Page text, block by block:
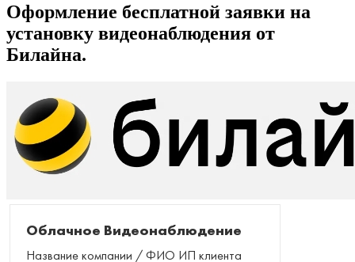
Оформление бесплатной заявки на
установку видеонаблюдения от
Билайна.